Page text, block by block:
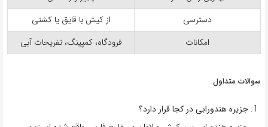
دسترسی
از کیش با قایق یا کشتی
امکانات
فرودگاه، کمپینگ، تفریحات آبی
سوالات متداول
جزیره هندورابی در کجا قرار دارد؟